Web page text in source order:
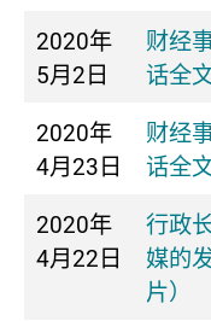
2020年
5月2日
财经
话全
2020年
4月23日
财经
话全
2020年
4月22日
行政
媒的
片）